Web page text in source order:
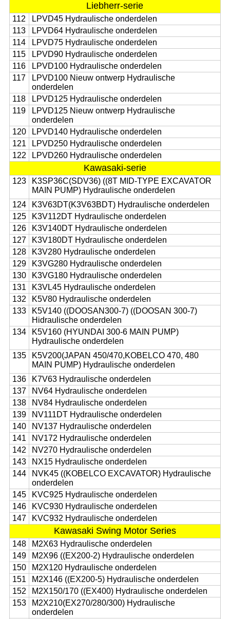
Liebherr-serie
112
LPVD45 Hydraulische onderdelen
113
LPVD64 Hydraulische onderdelen
114
LPVD75 Hydraulische onderdelen
115
LPVD90 Hydraulische onderdelen
116
LPVD100 Hydraulische onderdelen
117
LPVD100 Nieuw ontwerp Hydraulische
onderdelen
118
LPVD125 Hydraulische onderdelen
119
LPVD125 Nieuw ontwerp Hydraulische
onderdelen
120
LPVD140 Hydraulische onderdelen
121
LPVD250 Hydraulische onderdelen
122
LPVD260 Hydraulische onderdelen
Kawasaki-serie
123
K3SP36C(SDV36) ((8T MID-TYPE EXCAVATOR
MAIN PUMP) Hydraulische onderdelen
124
K3V63DT(K3V63BDT) Hydraulische onderdelen
125
K3V112DT Hydraulische onderdelen
126
K3V140DT Hydraulische onderdelen
127
K3V180DT Hydraulische onderdelen
128
K3V280 Hydraulische onderdelen
129
K3VG280 Hydraulische onderdelen
130
K3VG180 Hydraulische onderdelen
131
K3VL45 Hydraulische onderdelen
132
K5V80 Hydraulische onderdelen
133
K5V140 ((DOOSAN300-7) ((DOOSAN 300-7)
Hidraulische onderdelen
134
K5V160 (HYUNDAI 300-6 MAIN PUMP)
Hydraulische onderdelen
135
K5V200(JAPAN 450/470,KOBELCO 470, 480
MAIN PUMP) Hydraulische onderdelen
136
K7V63 Hydraulische onderdelen
137
NV64 Hydraulische onderdelen
138
NV84 Hydraulische onderdelen
139
NV111DT Hydraulische onderdelen
140
NV137 Hydraulische onderdelen
141
NV172 Hydraulische onderdelen
142
NV270 Hydraulische onderdelen
143
NX15 Hydraulische onderdelen
144
NVK45 ((KOBELCO EXCAVATOR) Hydraulische
onderdelen
145
KVC925 Hydraulische onderdelen
146
KVC930 Hydraulische onderdelen
147
KVC932 Hydraulische onderdelen
Kawasaki Swing Motor Series
148
M2X63 Hydraulische onderdelen
149
M2X96 ((EX200-2) Hydraulische onderdelen
150
M2X120 Hydraulische onderdelen
151
M2X146 ((EX200-5) Hydraulische onderdelen
152
M2X150/170 ((EX400) Hydraulische onderdelen
153
M2X210(EX270/280/300) Hydraulische
onderdelen